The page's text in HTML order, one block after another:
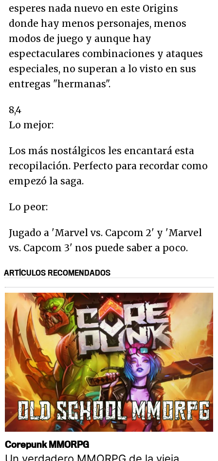
esperes nada nuevo en este Origins
donde hay menos personajes, menos
modos de juego y aunque hay
espectaculares combinaciones y ataques
especiales, no superan a lo visto en sus
entregas "hermanas".
8,4
Lo mejor:
Los más nostálgicos les encantará esta
recopilación. Perfecto para recordar como
empezó la saga.
Lo peor:
Jugado a 'Marvel vs. Capcom 2' y 'Marvel
vs. Capcom 3' nos puede saber a poco.
ARTÍCULOS RECOMENDADOS
Corepunk MMORPG